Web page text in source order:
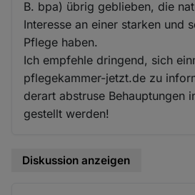
B. bpa) übrig geblieben, die
Interesse an einer starken und
Pflege haben.
Ich empfehle dringend, sich
pflegekammer-jetzt.de zu
derart abstruse Behauptungen
gestellt werden!
Diskussion anzeigen